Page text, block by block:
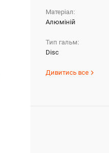
Матеріал:
Алюміній
Тип гальм:
Disc
Дивитись все